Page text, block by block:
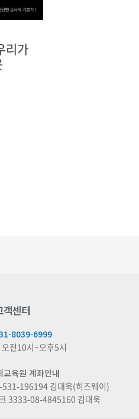
리가
객센터
8039-6999
전10시~오후5시
교육원 계좌안내
196194 김대욱(히즈웨이)
3333-08-4845160 김대욱